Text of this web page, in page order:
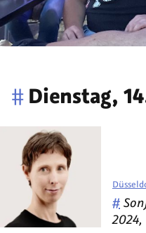
# Dienstag,
#
von
2024,